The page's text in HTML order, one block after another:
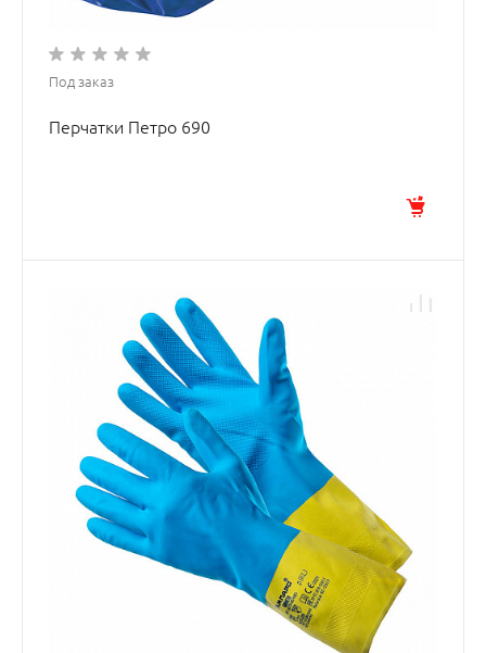
Под заказ
Перчатки Петро 690